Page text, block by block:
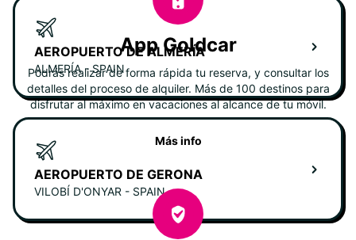
AEROPUERTO DE ALMERÍA
ALMERÍA - SPAIN
AEROPUERTO DE GERONA
VILOBÍ D'ONYAR - SPAIN
App Goldcar
Podrás realizar de forma rápida tu reserva, y consultar los
detalles del proceso de alquiler. Más de 100 destinos para
disfrutar al máximo en vacaciones al alcance de tu móvil.
Más info